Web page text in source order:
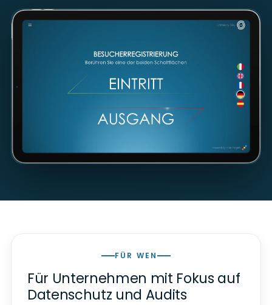
FÜR WEN
Für Unternehmen mit Fokus auf
Datenschutz und Audits